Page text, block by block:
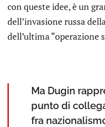
con queste idee, è un
dell’invasione russa
dell’ultima “operazione
Ma Dugin
punto di
fra